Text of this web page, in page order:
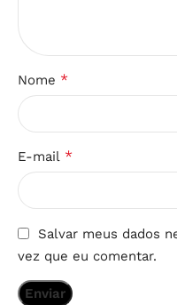
Nome *
E-mail *
Salvar meus dados
vez que eu comentar.